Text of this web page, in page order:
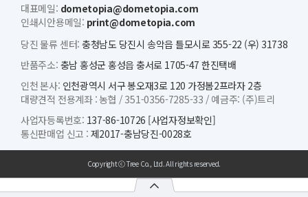
대표메일: dometopia@dometopia.com
인쇄시안용메일: print@dometopia.com
당진 물류 센터: 충청남도 당진시 송악읍 틀모시로 355-22 (우) 31738
반품주소: 충남 홍성군 홍성읍 충서로 1705-47 한진택배
인천 본사: 인천광역시 서구 봉오재3로 120 가정봄2프라자 2층
대량견적 전용계좌 :농협 / 351-0356-7285-33 / 예금주: (주)트리
사업자등록번호: 137-86-10726 [사업자정보확인]
통신판매업 신고 : 제2017-충남당진-0028호
Copyright ⓒ Tree Co., Ltd. All rights reserved.